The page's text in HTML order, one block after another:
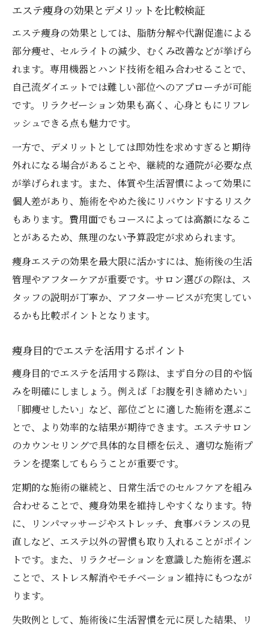
エステ痩身の効果とデメリットを比較検証
エステ痩身の効果としては、脂肪分解や代謝促進による
部分痩せ、セルライトの減少、むくみ改善などが挙げら
れます。専用機器とハンド技術を組み合わせることで、
自己流ダイエットでは難しい部位へのアプローチが可能
です。リラクゼーション効果も高く、心身ともにリフレ
ッシュできる点も魅力です。
一方で、デメリットとしては即効性を求めすぎると期待
外れになる場合があることや、継続的な通院が必要な点
が挙げられます。また、体質や生活習慣によって効果に
個人差があり、施術をやめた後にリバウンドするリスク
もあります。費用面でもコースによっては高額になるこ
とがあるため、無理のない予算設定が求められます。
痩身エステの効果を最大限に活かすには、施術後の生活
管理やアフターケアが重要です。サロン選びの際は、ス
タッフの説明が丁寧か、アフターサービスが充実してい
るかも比較ポイントとなります。
痩身目的でエステを活用するポイント
痩身目的でエステを活用する際は、まず自分の目的や悩
みを明確にしましょう。例えば「お腹を引き締めたい」
「脚痩せしたい」など、部位ごとに適した施術を選ぶこ
とで、より効率的な結果が期待できます。エステサロン
のカウンセリングで具体的な目標を伝え、適切な施術プ
ランを提案してもらうことが重要です。
定期的な施術の継続と、日常生活でのセルフケアを組み
合わせることで、痩身効果を維持しやすくなります。特
に、リンパマッサージやストレッチ、食事バランスの見
直しなど、エステ以外の習慣も取り入れることがポイン
トです。また、リラクゼーションを意識した施術を選ぶ
ことで、ストレス解消やモチベーション維持にもつなが
ります。
失敗例として、施術後に生活習慣を元に戻した結果、リ